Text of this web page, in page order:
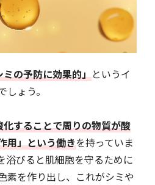
ミの予防に効果的」というイ
ょう。
化することで周りの物質が酸
用」という働きを持っていま
浴びると肌細胞を守るために
素を作り出し、これがシミや